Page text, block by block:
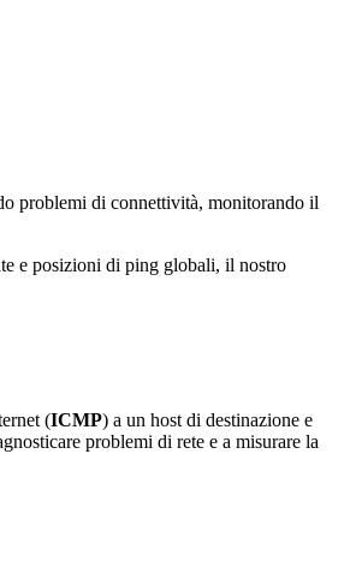
problemi di connettività, monitorando il
e posizioni di ping globali, il nostro
(ICMP) a un host di destinazione e
problemi di rete e a misurare la